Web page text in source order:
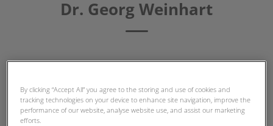
Dr. Georg Weinhart
TIERARZT-TEAM
By clicking “Accept All” you agree to the storing and use of cookies and
tracking technologies on your device to enhance site navigation, improve the
performance of our website, analyse website use, and assist our marketing
efforts.